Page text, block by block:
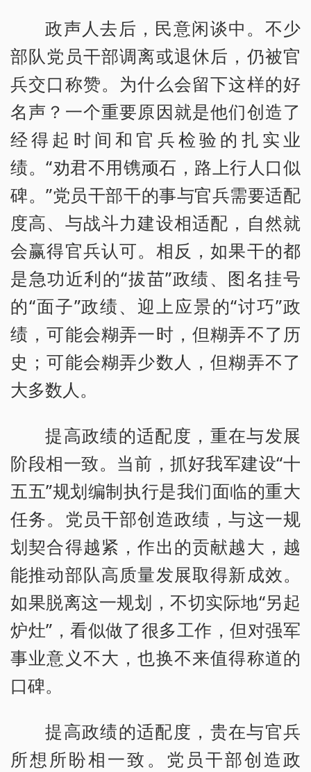
政声人去后，民意闲谈中。不少
部队党员干部调离或退休后，仍被官
兵交口称赞。为什么会留下这样的好
名声？一个重要原因就是他们创造了
经得起时间和官兵检验的扎实业
绩。“劝君不用镌顽石，路上行人口似
碑。”党员干部干的事与官兵需要适配
度高、与战斗力建设相适配，自然就
会赢得官兵认可。相反，如果干的都
是急功近利的“拔苗”政绩、图名挂号
的“面子”政绩、迎上应景的“讨巧”政
绩，可能会糊弄一时，但糊弄不了历
史；可能会糊弄少数人，但糊弄不了
大多数人。
提高政绩的适配度，重在与发展
阶段相一致。当前，抓好我军建设“十
五五”规划编制执行是我们面临的重大
任务。党员干部创造政绩，与这一规
划契合得越紧，作出的贡献越大，越
能推动部队高质量发展取得新成效。
如果脱离这一规划，不切实际地“另起
炉灶”，看似做了很多工作，但对强军
事业意义不大，也换不来值得称道的
口碑。
提高政绩的适配度，贵在与官兵
所想所盼相一致。党员干部创造政